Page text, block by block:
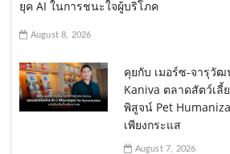
ยุค AI ในการชนะใจผู้บริโภค
August 8, 2026
คุยกับ เมอร์ซ-จารุวั
Kaniva ตลาดสัตว์เลี้
พิสูจน์ Pet
เพียงกระแส
August 7, 2026